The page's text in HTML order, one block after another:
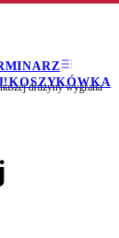
KOSZYKÓWKA
drużyny wygrana